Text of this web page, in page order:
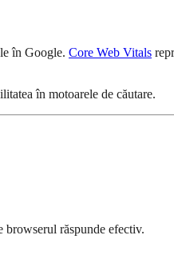
în Google. Core Web Vitals
în motoarele de căutare.
răspunde efectiv.